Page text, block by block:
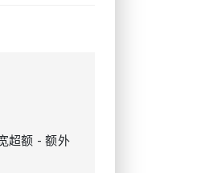
超额 - 额外